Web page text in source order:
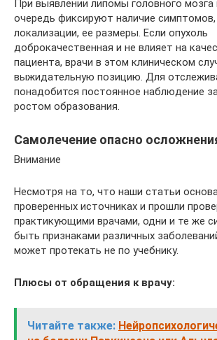
При выявлении липомы головного мозга
очередь фиксируют наличие
локализации, ее размеры. Если опухоль
доброкачественная и не влияет на
пациента, врачи в этом клиническом
выжидательную позицию. Для
понадобится постоянное наблюдение
ростом образования.
Самолечение опасно
Внимание
Несмотря на то, что наши статьи
проверенных источниках и прошли
практикующими врачами, одни и те же
быть признаками различных
может протекать не по учебнику.
Плюсы от обращения к врачу:
Читайте также: